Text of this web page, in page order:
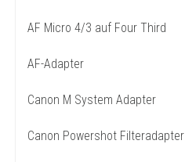
AF Micro 4/3 auf Four Third
AF-Adapter
Canon M System Adapter
Canon Powershot Filteradapter